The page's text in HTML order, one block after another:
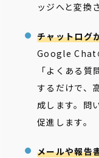
ッジへと変換
チャットログ
Google Chat
「よくある
するだけで、
成します。問
促進します。
メールや報告